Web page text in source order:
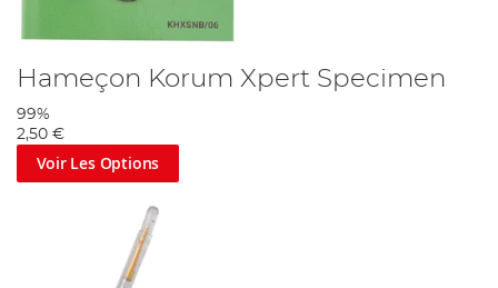
Hameçon Korum Xpert Specimen
99%
2,50 €
Voir Les Options